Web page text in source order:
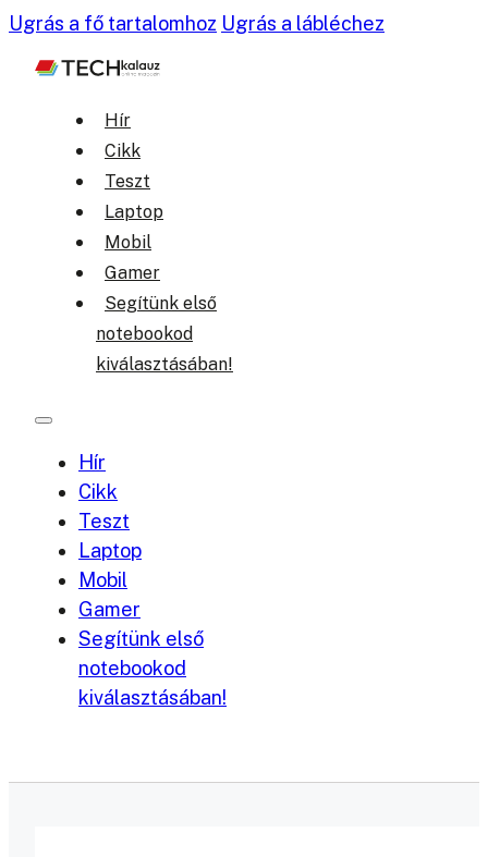
Ugrás a fő tartalomhoz Ugrás a lábléchez
Hír
Cikk
Teszt
Laptop
Mobil
Gamer
Segítünk első
notebookod
kiválasztásában!
Hír
Cikk
Teszt
Laptop
Mobil
Gamer
Segítünk első
notebookod
kiválasztásában!